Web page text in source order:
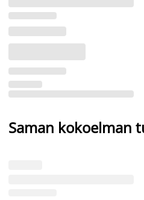
Saman kokoelman